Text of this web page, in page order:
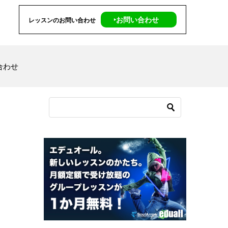
レッスンのお問い合わせ ‣お問い合わせ
わせ